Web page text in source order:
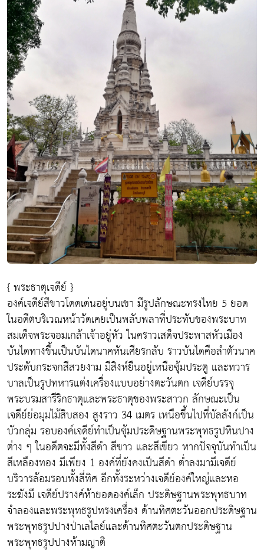
{ พระธาตุเจดีย์ }
องค์เจดีย์สีขาวโดดเด่นอยู่บนเขา มีรูปลักษณะทรงไทย 5 ยอด
ในอดีตบริเวณหน้าวัดเคยเป็นพลับพลาที่ประทับของพระบาท
สมเด็จพระจอมเกล้าเจ้าอยู่หัว ในคราวเสด็จประพาสหัวเมือง
บันไดทางขึ้นเป็นบันไดนาคหันเศียรกลับ ราวบันไดคือลำตัวนาค
ประดับกระจกสีสวยงาม มีสิงห์ยืนอยู่เหนือซุ้มประตู และทวาร
บาลเป็นรูปทหารแต่งเครื่องแบบอย่างตะวันตก เจดีย์บรรจุ
พระบรมสารีริกธาตุและพระธาตุของพระสาวก ลักษณะเป็น
เจดีย์ย่อมุมไม้สิบสอง สูงราว 34 เมตร เหนือขึ้นไปที่บัลลังก์เป็น
บัวกลุ่ม รอบองค์เจดีย์ทำเป็นซุ้มประดิษฐานพระพุทธรูปหินปาง
ต่าง ๆ ในอดีตจะมีทั้งสีดำ สีขาว และสีเขียว หากปัจจุบันทำเป็น
สีเหลืองทอง มีเพียง 1 องค์ที่ยังคงเป็นสีดำ ต่ำลงมามีเจดีย์
บริวารล้อมรอบทั้งสี่ทิศ อีกทั้งระหว่างเจดีย์องค์ใหญ่และหอ
ระฆังมี เจดีย์ปรางค์ห้ายอดองค์เล็ก ประดิษฐานพระพุทธบาท
จำลองและพระพุทธรูปทรงเครื่อง ด้านทิศตะวันออกประดิษฐาน
พระพุทธรูปปางป่าเลไลย์และด้านทิศตะวันตกประดิษฐาน
พระพุทธรูปปางห้ามญาติ